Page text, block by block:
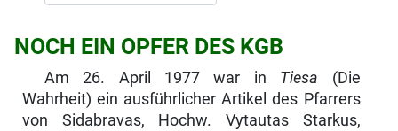
NOCH EIN OPFER DES KGB
Am 26. April 1977 war in Tiesa (Die
Wahrheit) ein ausführlicher Artikel des Pfarrers
von Sidabravas, Hochw. Vytautas Starkus,